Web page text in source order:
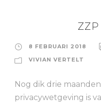
ZZP
8 FEBRUARI 2018
VIVIAN VERTELT
Nog dik drie
privacywetgeving is